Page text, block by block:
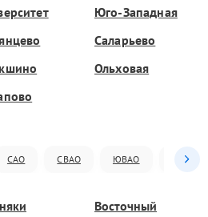
Юго-Западная
Саларьево
Ольховая
САО СВАО ЮВАО ЮАО
Восточный